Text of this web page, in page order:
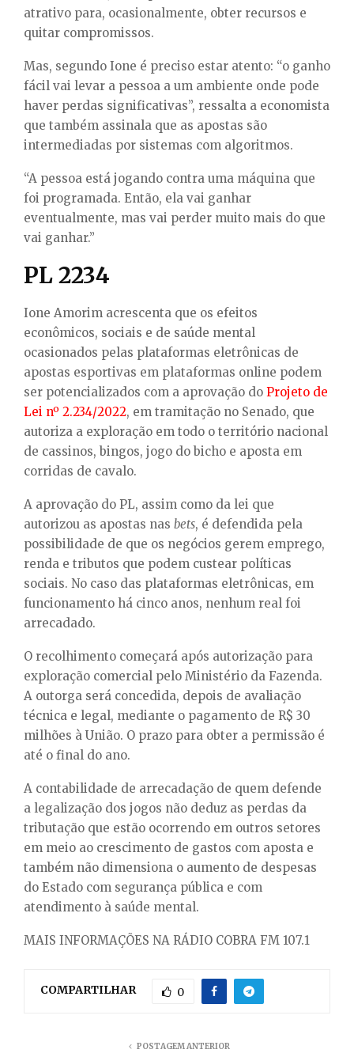
atrativo para, ocasionalmente, obter recursos e
quitar compromissos.
Mas, segundo Ione é preciso estar atento: “o ganho
fácil vai levar a pessoa a um ambiente onde pode
haver perdas significativas”, ressalta a economista
que também assinala que as apostas são
intermediadas por sistemas com algoritmos.
“A pessoa está jogando contra uma máquina que
foi programada. Então, ela vai ganhar
eventualmente, mas vai perder muito mais do que
vai ganhar.”
PL 2234
Ione Amorim acrescenta que os efeitos
econômicos, sociais e de saúde mental
ocasionados pelas plataformas eletrônicas de
apostas esportivas em plataformas online podem
ser potencializados com a aprovação do Projeto de
Lei nº 2.234/2022, em tramitação no Senado, que
autoriza a exploração em todo o território nacional
de cassinos, bingos, jogo do bicho e aposta em
corridas de cavalo.
A aprovação do PL, assim como da lei que
autorizou as apostas nas bets, é defendida pela
possibilidade de que os negócios gerem emprego,
renda e tributos que podem custear políticas
sociais. No caso das plataformas eletrônicas, em
funcionamento há cinco anos, nenhum real foi
arrecadado.
O recolhimento começará após autorização para
exploração comercial pelo Ministério da Fazenda.
A outorga será concedida, depois de avaliação
técnica e legal, mediante o pagamento de R$ 30
milhões à União. O prazo para obter a permissão é
até o final do ano.
A contabilidade de arrecadação de quem defende
a legalização dos jogos não deduz as perdas da
tributação que estão ocorrendo em outros setores
em meio ao crescimento de gastos com aposta e
também não dimensiona o aumento de despesas
do Estado com segurança pública e com
atendimento à saúde mental.
MAIS INFORMAÇÕES NA RÁDIO COBRA FM 107.1
COMPARTILHAR 0
POSTAGEM ANTERIOR